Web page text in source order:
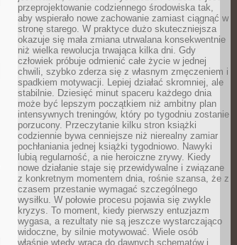
przeprojektowanie codziennego środowiska tak,
aby wspierało nowe zachowanie zamiast ciągnąć w
stronę starego. W praktyce dużo skuteczniejsza
okazuje się mała zmiana utrwalana konsekwentnie
niż wielka rewolucja trwająca kilka dni. Gdy
człowiek próbuje odmienić całe życie w jednej
chwili, szybko zderza się z własnym zmęczeniem i
spadkiem motywacji. Lepiej działać skromniej, ale
stabilnie. Dziesięć minut spaceru każdego dnia
może być lepszym początkiem niż ambitny plan
intensywnych treningów, który po tygodniu zostanie
porzucony. Przeczytanie kilku stron książki
codziennie bywa cenniejsze niż nierealny zamiar
pochłaniania jednej książki tygodniowo. Nawyki
lubią regularność, a nie heroiczne zrywy. Kiedy
nowe działanie staje się przewidywalne i związane
z konkretnym momentem dnia, rośnie szansa, że z
czasem przestanie wymagać szczególnego
wysiłku. W połowie procesu pojawia się zwykle
kryzys. To moment, kiedy pierwszy entuzjazm
wygasa, a rezultaty nie są jeszcze wystarczająco
widoczne, by silnie motywować. Wiele osób
właśnie wtedy wraca do dawnych schematów i